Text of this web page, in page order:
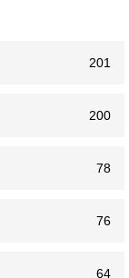
201
200
78
76
64